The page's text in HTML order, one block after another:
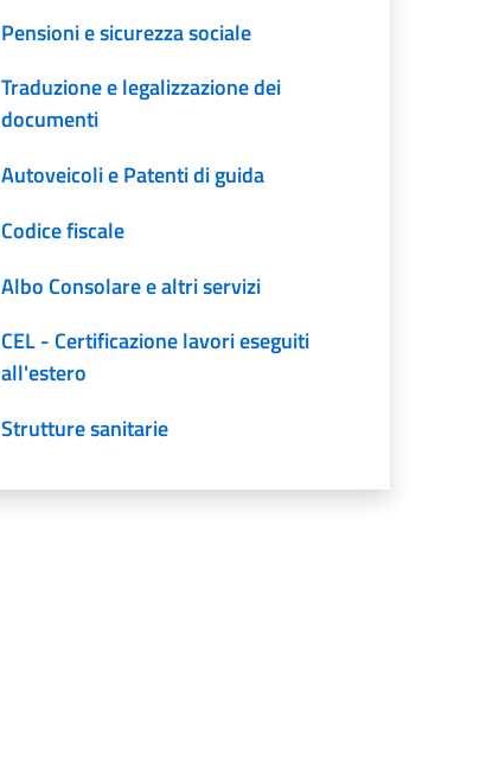
Pensioni e sicurezza sociale
Traduzione e legalizzazione dei
documenti
Autoveicoli e Patenti di guida
Codice fiscale
Albo Consolare e altri servizi
CEL - Certificazione lavori eseguiti
all'estero
Strutture sanitarie